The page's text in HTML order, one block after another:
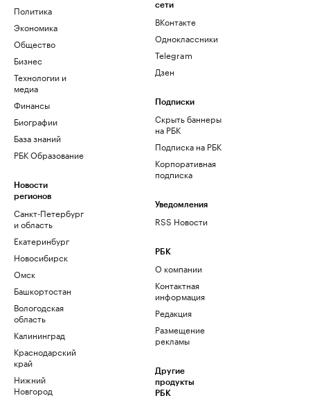
Политика
Экономика
Общество
Бизнес
Технологии и
медиа
Финансы
Биографии
База знаний
РБК Образование
Новости
регионов
Санкт-Петербург
и область
Екатеринбург
Новосибирск
Омск
Башкортостан
Вологодская
область
Калининград
Краснодарский
край
Нижний
Новгород
сети
ВКонтакте
Одноклассники
Telegram
Дзен
Подписки
Скрыть баннеры
на РБК
Подписка на РБК
Корпоративная
подписка
Уведомления
RSS Новости
РБК
О компании
Контактная
информация
Редакция
Размещение
рекламы
Другие
продукты
РБК